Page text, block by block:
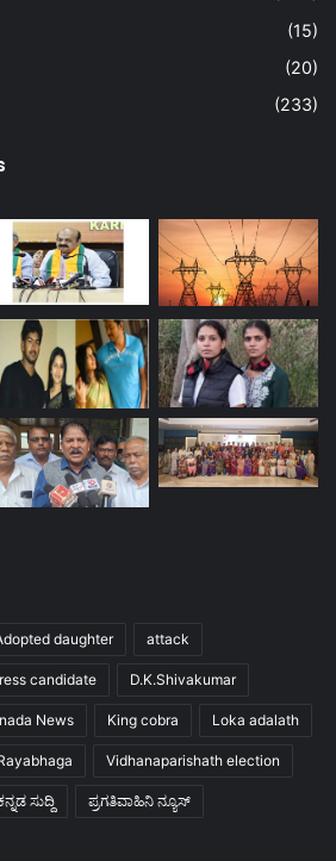
(15)
(20)
(233)
daughter attack
candidate D.K.Shivakumar
News King cobra Loka adalath
Vidhanaparishath election
ಸುದ್ದಿ ಪ್ರಗತಿವಾಹಿನಿ ನ್ಯೂಸ್